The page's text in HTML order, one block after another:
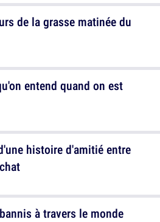
de la grasse matinée du
histoire d'amitié entre
entend quand on est
à travers le monde